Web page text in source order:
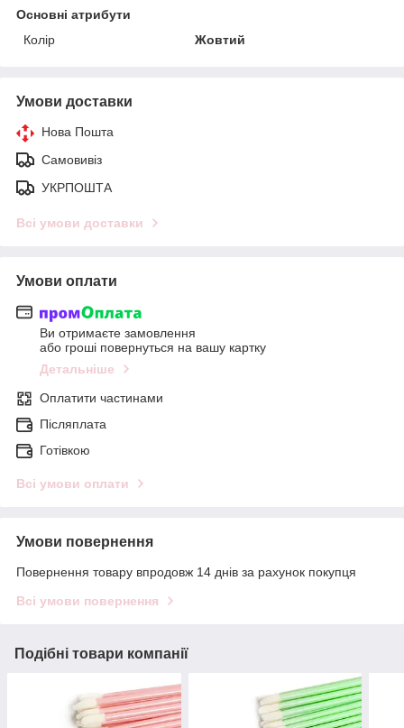
Основні атрибути
Колір
Жовтий
Умови доставки
Нова Пошта
Самовивіз
УКРПОШТА
Всі умови доставки
Умови оплати
Ви отримаєте замовлення
або гроші повернуться на вашу картку
Детальніше
Оплатити частинами
Післяплата
Готівкою
Всі умови оплати
Умови повернення
Повернення товару впродовж 14 днів за рахунок покупця
Всі умови повернення
Подібні товари компанії